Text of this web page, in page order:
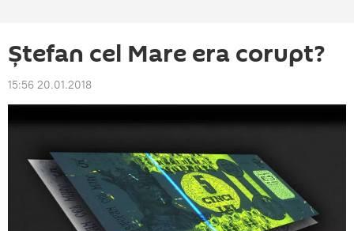
Ştefan cel Mare era corupt?
15:56 20.01.2018